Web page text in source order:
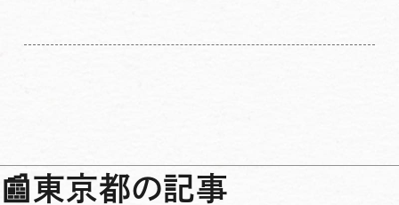
📰東京都の記事